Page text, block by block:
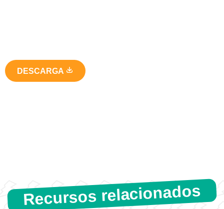
DESCARGA
Recursos relacionados